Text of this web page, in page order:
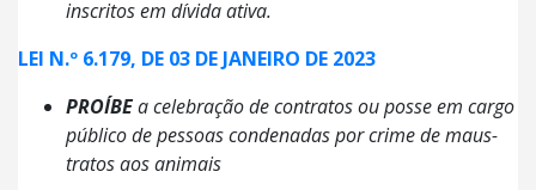
inscritos em dívida ativa.
LEI N.º 6.179, DE 03 DE JANEIRO DE 2023
PROÍBEa celebração de contratos ou posse em cargo
público de pessoas condenadas por crime de maus-
tratos aos animais